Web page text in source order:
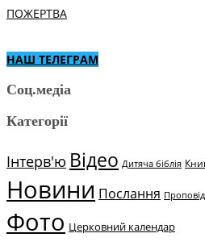
ПОЖЕРТВА
НАШ ТЕЛЕГРАМ
Соц.медіа
Категорії
Інтерв'ю Відео Дитяча біблія
Новини Послання
Фото Церковний календар